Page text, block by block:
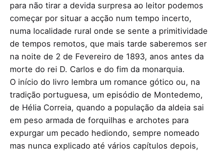
para não tirar a devida surpresa ao leitor podemos
começar por situar a acção num tempo incerto,
numa localidade rural onde se sente a primitividade
de tempos remotos, que mais tarde saberemos ser
na noite de 2 de Fevereiro de 1893, anos antes da
morte do rei D. Carlos e do fim da monarquia.
O início do livro lembra um romance gótico ou, na
tradição portuguesa, um episódio de Montedemo,
de Hélia Correia, quando a população da aldeia sai
em peso armada de forquilhas e archotes para
expurgar um pecado hediondo, sempre nomeado
mas nunca explicado até vários capítulos depois,